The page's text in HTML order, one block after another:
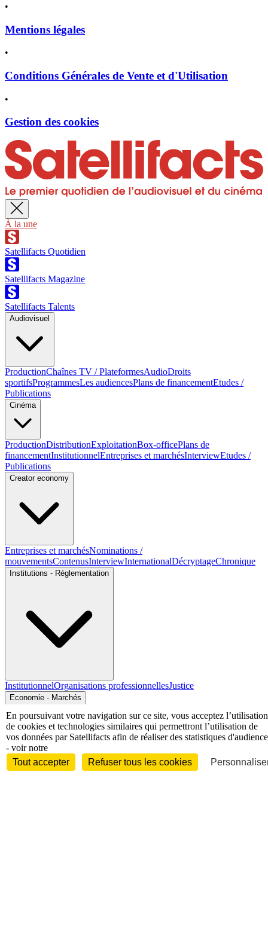
•
Mentions légales
•
Conditions Générales de Vente et d'Utilisation
•
Gestion des cookies
À la une
Satellifacts Quotidien
Satellifacts Magazine
Satellifacts Talents
Audiovisuel
ProductionChaînes TV / PlateformesAudioDroits
sportifsProgrammesLes audiencesPlans de financementEtudes /
Publications
Cinéma
ProductionDistributionExploitationBox-officePlans de
financementInstitutionnelEntreprises et marchésInterviewEtudes /
Publications
Creator economy
Entreprises et marchésNominations /
mouvementsContenusInterviewInternationalDécryptageChronique
Institutions - Réglementation
InstitutionnelOrganisations professionnellesJustice
Economie - Marchés
En poursuivant votre navigation sur ce site, vous acceptez l’utilisation
de cookies et technologies similaires qui permettront l’utilisation de
vos données par Satellifacts afin de réaliser des statistiques d'audience
- voir notre
Tout accepter
Refuser tous les cookies